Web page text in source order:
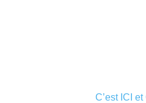
C’est ICI et